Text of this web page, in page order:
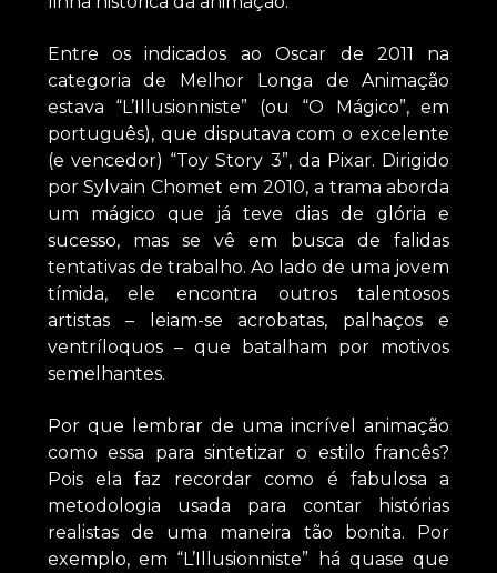
Entre os indicados ao Oscar de 2011 na
categoria de Melhor Longa de Animação
estava “L’Illusionniste” (ou “O Mágico”, em
português), que disputava com o excelente
(e vencedor) “Toy Story 3”, da Pixar. Dirigido
por Sylvain Chomet em 2010, a trama aborda
um mágico que já teve dias de glória e
sucesso, mas se vê em busca de falidas
tentativas de trabalho. Ao lado de uma jovem
tímida, ele encontra outros talentosos
artistas – leiam-se acrobatas, palhaços e
ventríloquos – que batalham por motivos
semelhantes.
Por que lembrar de uma incrível animação
como essa para sintetizar o estilo francês?
Pois ela faz recordar como é fabulosa a
metodologia usada para contar histórias
realistas de uma maneira tão bonita. Por
exemplo, em “L’Illusionniste” há quase que